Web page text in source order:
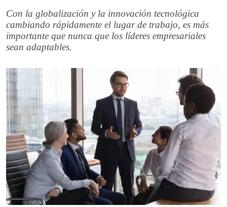
Con la globalización y la innovación tecnológica
cambiando rápidamente el lugar de trabajo, es más
importante que nunca que los líderes empresariales
sean adaptables.